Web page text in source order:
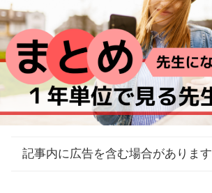
記事内に広告を含む場合があります